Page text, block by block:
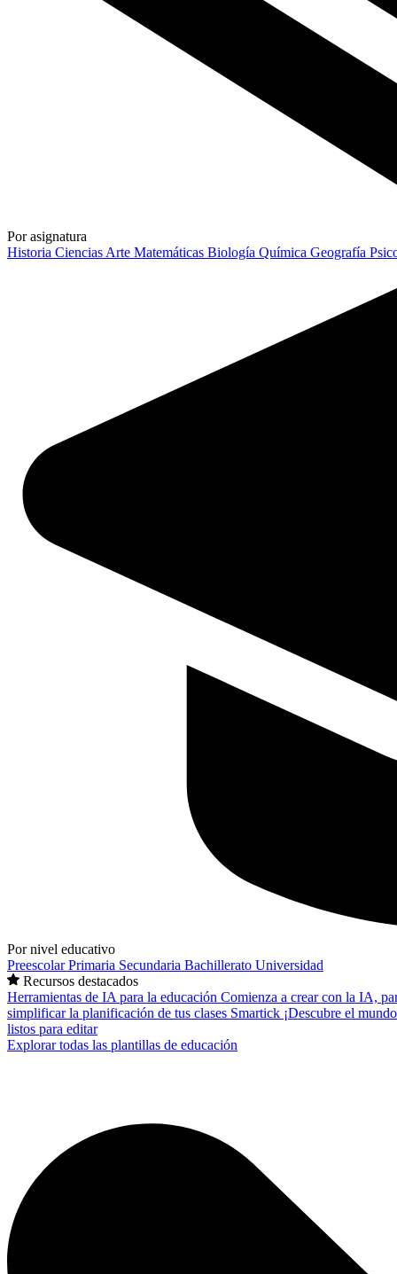
Por asignatura
Historia Ciencias Arte Matemáticas Biología Química Geografía
Por nivel educativo
PreescolarPrimaria Secundaria Bachillerato Universidad
Recursos destacados
Herramientas de IA para la educación Comienza a crear con la IA,
simplificar la planificación de tus clases Smartick ¡Descubre el
listos para editar
Explorar todas las plantillas de educación